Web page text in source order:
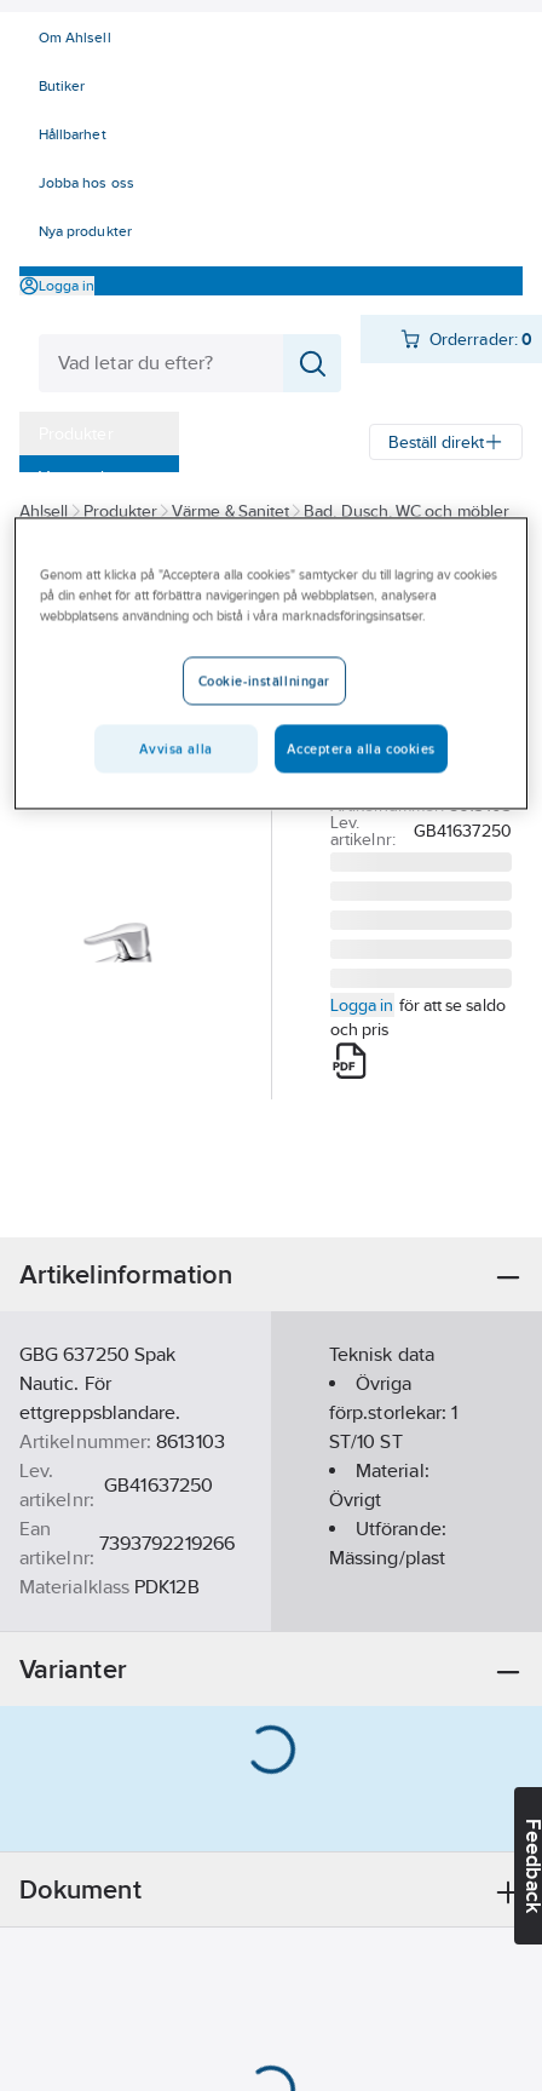
Om Ahlsell
Butiker
Hållbarhet
Jobba hos oss
Nya produkter
Logga in
Orderrader:0
Varumärken
Kampanjer
Branscher
Beställ direkt
Ahlsell Produkter Värme & Sanitet
Bad, Dusch, WC och möbler
Reservdelar blandare
Reservdelar Gustavsberg ettgreppsblandare
Spak Nautic,
Gustavsberg
GBG SPAK TILL
NAUTIC GB
41637250
Artikelnummer: 8613103
Lev.
artikelnr:
GB41637250
Logga in för att se saldo
och pris
Artikelinformation
GBG 637250 Spak
Nautic. För
ettgreppsblandare.
Artikelnummer: 8613103
Lev.
artikelnr:
GB41637250
Ean
artikelnr:
7393792219266
Materialklass PDK12B
Teknisk data
Övriga
förp.storlekar:1
ST/10 ST
Material:
Övrigt
Utförande:
Mässing/plast
Varianter
Dokument
Genom att klicka på "Acceptera alla cookies" samtycker du till lagring av cookies
på din enhet för att förbättra navigeringen på webbplatsen, analysera
webbplatsens användning och bistå i våra marknadsföringsinsatser.
Cookie-inställningar
Avvisa alla Acceptera alla cookies